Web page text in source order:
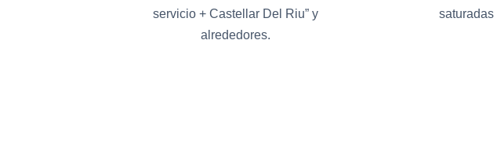
servicio + Castellar Del Riu” y
alrededores.
saturadas